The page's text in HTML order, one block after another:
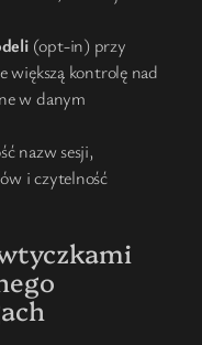
(opt-in) przy
większą kontrolę nad
w danym
nazw sesji,
i czytelność